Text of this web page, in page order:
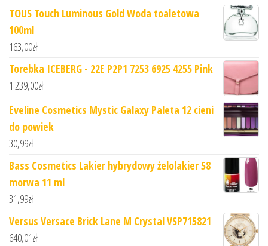
TOUS Touch Luminous Gold Woda toaletowa
100ml
163,00zł
Torebka ICEBERG - 22E P2P1 7253 6925 4255 Pink
1 239,00zł
Eveline Cosmetics Mystic Galaxy Paleta 12 cieni
do powiek
30,99zł
Bass Cosmetics Lakier hybrydowy żelolakier 58
morwa 11 ml
31,99zł
Versus Versace Brick Lane M Crystal VSP715821
640,01zł